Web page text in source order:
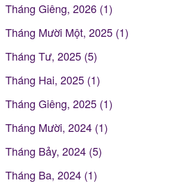
Tháng Giêng, 2026 (1)
Tháng Mười Một, 2025 (1)
Tháng Tư, 2025 (5)
Tháng Hai, 2025 (1)
Tháng Giêng, 2025 (1)
Tháng Mười, 2024 (1)
Tháng Bảy, 2024 (5)
Tháng Ba, 2024 (1)